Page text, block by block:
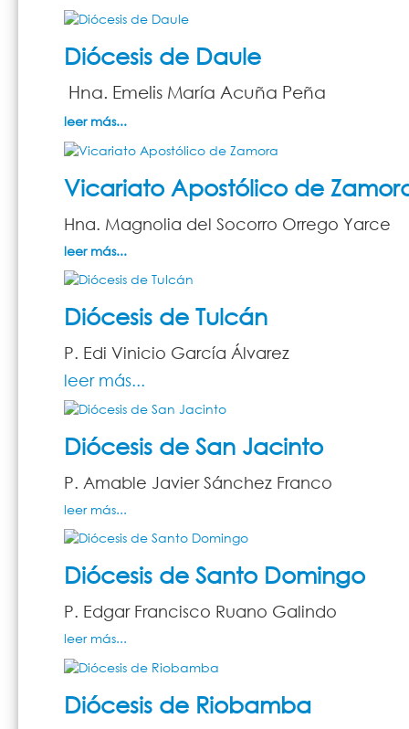
Diócesis de Daule
Hna. Emelis María Acuña Peña
leer más...
Vicariato Apostólico de
Hna. Magnolia del Socorro Orrego Yarce
leer más...
Diócesis de Tulcán
P. Edi Vinicio García Álvarez
leer más...
Diócesis de San Jacinto
P. Amable Javier Sánchez Franco
leer más...
Diócesis de Santo Domingo
P. Edgar Francisco Ruano Galindo
leer más...
Diócesis de Riobamba